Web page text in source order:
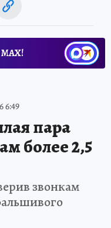
МАХ!
6:49
пара
более 2,5
звонкам